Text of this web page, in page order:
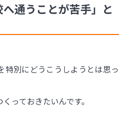
通うことが苦手」と
特別にどうこうしようとは思っ
っておきたいんです。